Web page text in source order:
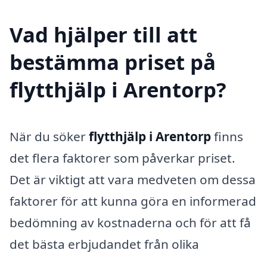
Vad hjälper till att
bestämma priset på
flytthjälp i Arentorp?
När du sökerflytthjälp i Arentorpfinns
det flera faktorer som påverkar priset.
Det är viktigt att vara medveten om dessa
faktorer för att kunna göra en informerad
bedömning av kostnaderna och för att få
det bästa erbjudandet från olika